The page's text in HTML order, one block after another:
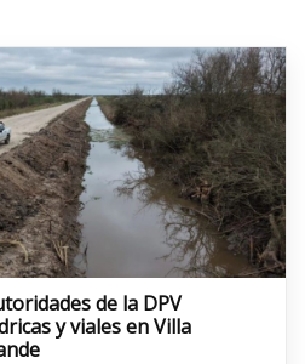
de la DPV
y viales en Villa